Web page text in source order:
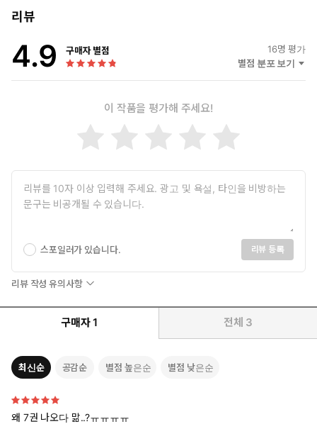
겠습니다”라고 하는데….
이건 충성심? 아니면 사랑? 시드와 함께 여기가 아닌 어딘가에서 빈
HIIRAGI,JIROALBA/SHOGAKUKAN
리뷰
4.9 구매자 별점 16명 평가
별점 분포 보기
이 작품을 평가해 주세요!
스포일러가 있습니다. 리뷰 등록
리뷰 작성 유의사항
구매자 1 전체 3
최신순 공감순 별점 높은순 별점 낮은순
왜 7권 나오다 맒..?ㅠㅠㅠㅠ